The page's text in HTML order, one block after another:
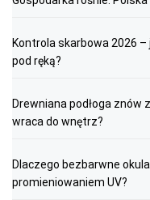
Kontrola skarbowa 2026
pod ręką?
Drewniana podłoga znów
wraca do wnętrz?
Dlaczego bezbarwne
promieniowaniem UV?